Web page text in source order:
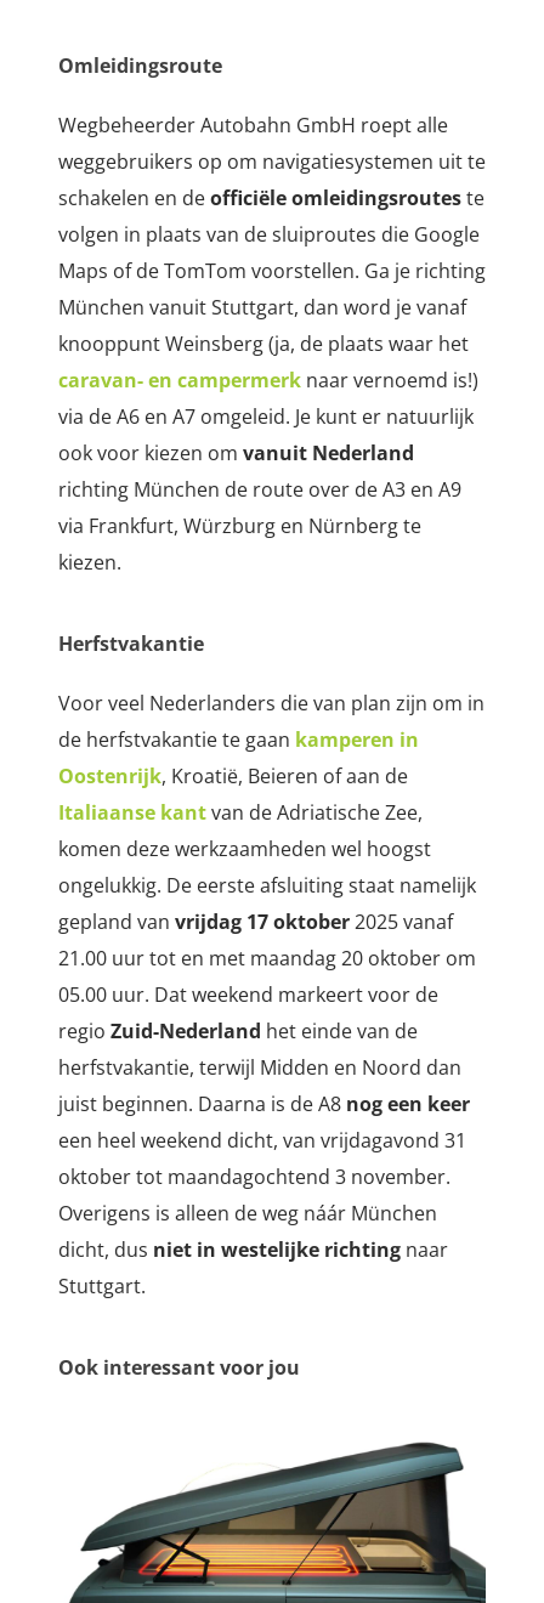
Omleidingsroute
Wegbeheerder Autobahn GmbH roept alle
weggebruikers op om navigatiesystemen uit te
schakelen en deofficiële omleidingsrouteste
volgen in plaats van de sluiproutes die Google
Maps of de TomTom voorstellen. Ga je richting
München vanuit Stuttgart, dan word je vanaf
knooppunt Weinsberg(ja, de plaats waar het
caravan- en campermerk naar vernoemd is!)
via de A6 en A7 omgeleid. Je kunt er natuurlijk
ook voor kiezen om vanuit Nederland
richting München de route over de A3 en A9
via Frankfurt, Würzburg en Nürnberg te
kiezen.
Herfstvakantie
Voor veel Nederlanders die van plan zijn om in
de herfstvakantie te gaan kamperen in
Oostenrijk, Kroatië, Beieren of aan de
Italiaanse kantvan de Adriatische Zee,
komen deze werkzaamheden wel hoogst
ongelukkig. De eerste afsluiting staat namelijk
gepland van vrijdag 17 oktober2025 vanaf
21.00 uur tot en met maandag 20 oktober om
05.00 uur. Dat weekend markeert voor de
regio Zuid-Nederland het einde van de
herfstvakantie, terwijl Midden en Noord dan
juist beginnen. Daarna is de A8 nog een keer
een heel weekend dicht, van vrijdagavond 31
oktober tot maandagochtend 3 november.
Overigens is alleen de weg náár München
dicht, dus niet in westelijke richting naar
Stuttgart.
Ook interessant voor jou